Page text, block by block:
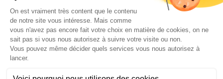
œuvre touchante et chaleureuse, dont le
mouvement imperceptible ajoute au mystère
de ce grand arbre urbain.